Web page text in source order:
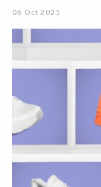
06 Oct 2021